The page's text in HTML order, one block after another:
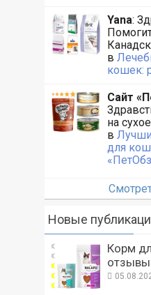
Yana:
в
кошек:
Сайт
на
в
для
Новые
Корм
отзывы